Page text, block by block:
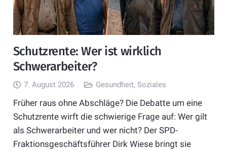
Schutzrente: Wer ist wirklich
Schwerarbeiter?
7. August 2026 Gesundheit,Soziales
Früher raus ohne Abschläge? Die Debatte um eine
Schutzrente wirft die schwierige Frage auf: Wer gilt
als Schwerarbeiter und wer nicht? Der SPD-
Fraktionsgeschäftsführer Dirk Wiese bringt sie